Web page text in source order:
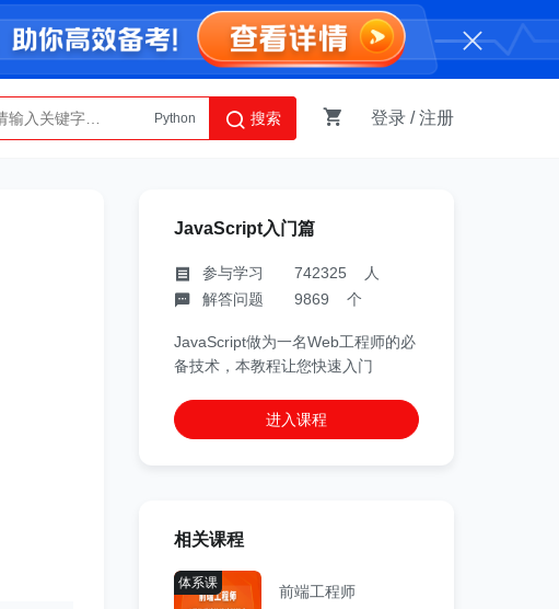
Python
AI智能体
搜索 登录 /注册
JavaScript入门篇
参与学习 742325 人
解答问题 9869 个
JavaScript做为一名Web工程师的必
备技术，本教程让您快速入门
进入课程
相关课程
体系课 前端工程师